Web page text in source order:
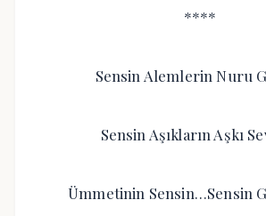
****
Sensin Alemlerin Nuru
Sensin Aşıkların Aşkı
Ümmetinin Sensin…Sensin